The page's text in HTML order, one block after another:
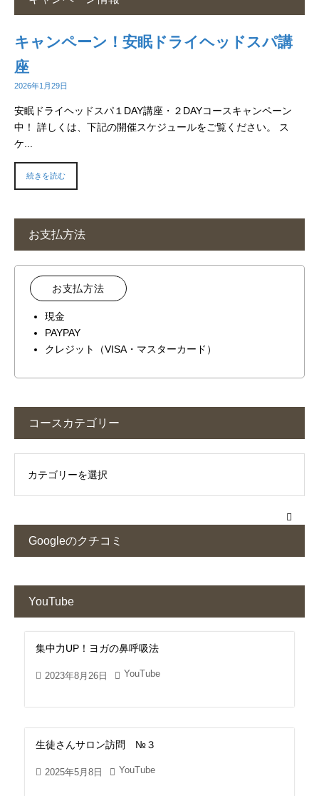
キャンペーン！安眠ドライヘッドスパ講
座
2026年1月29日
安眠ドライヘッドスパ１DAY講座・２DAYコースキャンペーン
中！ 詳しくは、下記の開催スケジュールをご覧ください。 ス
ケ...
続きを読む
お支払方法
お支払方法
現金
PAYPAY
クレジット（VISA・マスターカード）
コースカテゴリー
Googleのクチコミ
YouTube
集中力UP！ヨガの鼻呼吸法
2023年8月26日 YouTube
生徒さんサロン訪問 №３
2025年5月8日 YouTube